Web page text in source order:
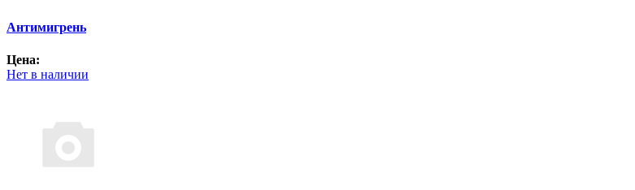
Антимигрень
Цена:
Нет в наличии